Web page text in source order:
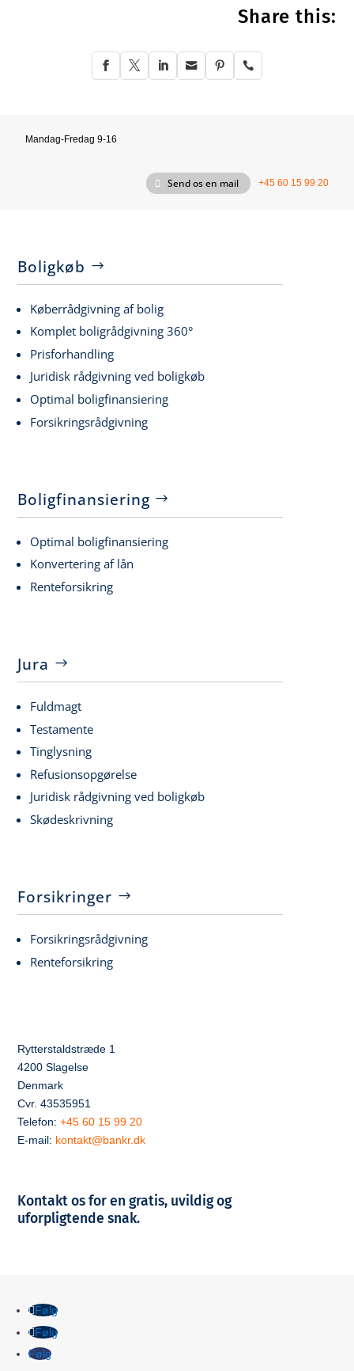
Share this:
     
Mandag-Fredag 9-16
Send os en mail +45 60 15 99 20
Boligkøb
Køberrådgivning af bolig
Komplet boligrådgivning 360°
Prisforhandling
Juridisk rådgivning ved boligkøb
Optimal boligfinansiering
Forsikringsrådgivning
Boligfinansiering
Optimal boligfinansiering
Konvertering af lån
Renteforsikring
Jura
Fuldmagt
Testamente
Tinglysning
Refusionsopgørelse
Juridisk rådgivning ved boligkøb
Skødeskrivning
Forsikringer
Forsikringsrådgivning
Renteforsikring
Rytterstaldstræde 1
4200 Slagelse
Denmark
Cvr. 43535951
Telefon:+45 60 15 99 20
E-mail: kontakt@bankr.dk
Kontakt os for en gratis, uvildig og
uforpligtende snak.
Følg
Følg
Følg